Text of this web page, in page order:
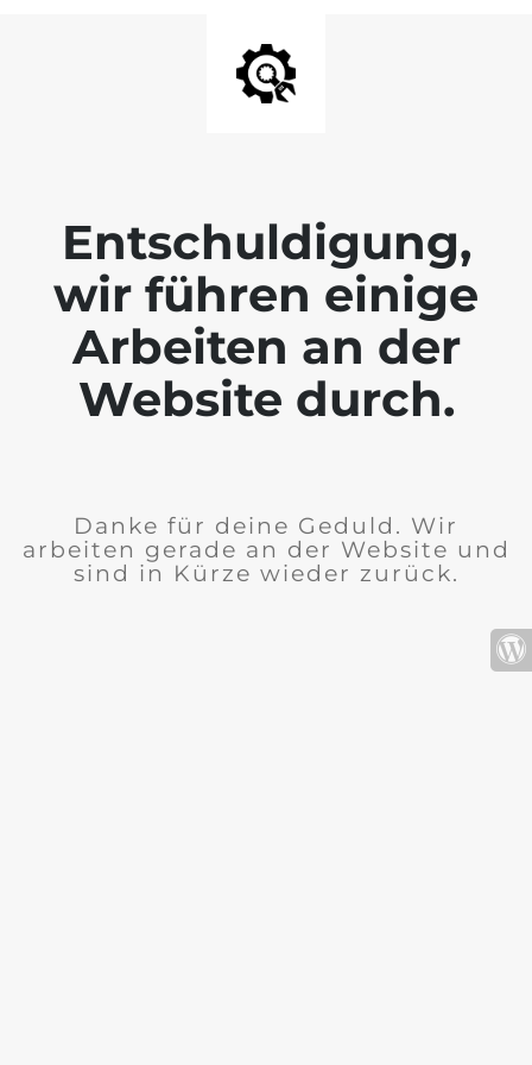
Entschuldigung,
wir führen einige
Arbeiten an der
Website durch.
Danke für deine Geduld. Wir
arbeiten gerade an der Website und
sind in Kürze wieder zurück.